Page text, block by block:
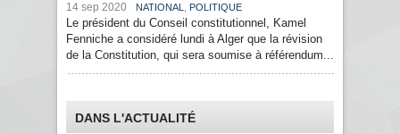
14 sep 2020 NATIONAL , POLITIQUE
Le président du Conseil constitutionnel, Kamel
Fenniche a considéré lundi à Alger que la révision
de la Constitution, qui sera soumise à référendum...
DANS L'ACTUALITÉ